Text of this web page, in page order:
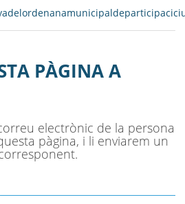
PÀGINA A
electrònic de la persona
pàgina, i li enviarem un